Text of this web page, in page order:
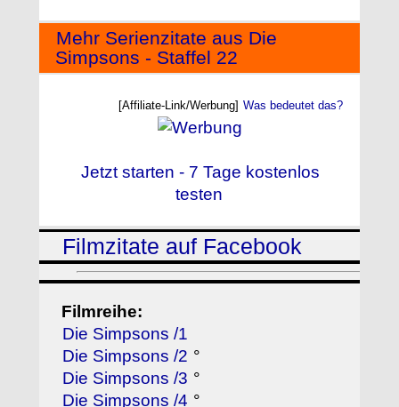
Mehr Serienzitate aus Die
Simpsons - Staffel 22
[Affiliate-Link/Werbung] Was bedeutet das?
Jetzt starten - 7 Tage kostenlos
testen
Filmzitate auf Facebook
Filmreihe:
Die Simpsons /1
Die Simpsons /2 °
Die Simpsons /3 °
Die Simpsons /4 °